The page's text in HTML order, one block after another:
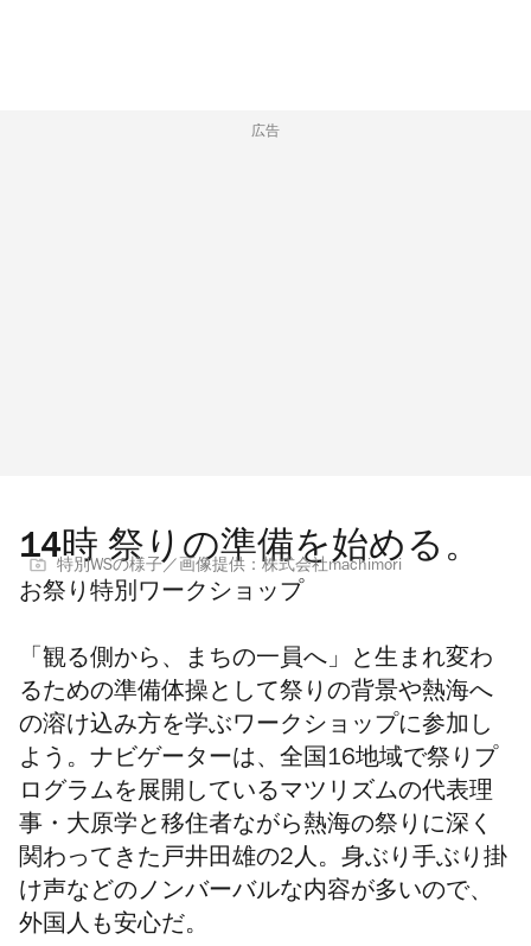
広告
14時 祭りの準備を始める。
特別WSの様子／画像提供：株式会社machimori
お祭り特別ワークショップ
「観る側から、まちの一員へ」と生まれ変わ
るための準備体操として祭りの背景や熱海へ
の溶け込み方を学ぶワークショップに参加し
よう。ナビゲーターは、全国16地域で祭りプ
ログラムを展開しているマツリズムの代表理
事・大原学と移住者ながら熱海の祭りに深く
関わってきた戸井田雄の2人。身ぶり手ぶり掛
け声などのノンバーバルな内容が多いので、
外国人も安心だ。